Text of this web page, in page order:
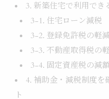
3. 新築住宅で利用でき
3-1. 住宅ローン減税
3-2. 登録免許税の軽
3-3. 不動産取得税の
3-4. 固定資産税の減
4. 補助金・減税制度を
ト